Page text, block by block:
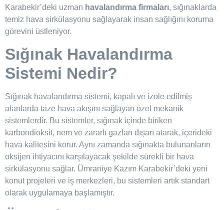
Karabekir’deki uzman havalandırma firmaları, sığınaklarda
temiz hava sirkülasyonu sağlayarak insan sağlığını koruma
görevini üstleniyor.
Sığınak Havalandırma
Sistemi Nedir?
Sığınak havalandırma sistemi, kapalı ve izole edilmiş
alanlarda taze hava akışını sağlayan özel mekanik
sistemlerdir. Bu sistemler, sığınak içinde biriken
karbondioksit, nem ve zararlı gazları dışarı atarak, içerideki
hava kalitesini korur. Aynı zamanda sığınakta bulunanların
oksijen ihtiyacını karşılayacak şekilde sürekli bir hava
sirkülasyonu sağlar. Ümraniye Kazım Karabekir’deki yeni
konut projeleri ve iş merkezleri, bu sistemleri artık standart
olarak uygulamaya başlamıştır.